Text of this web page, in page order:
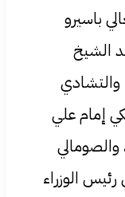
باسيرو
الشيخ
والتشادي
إمام علي
والصومالي
الوزراء